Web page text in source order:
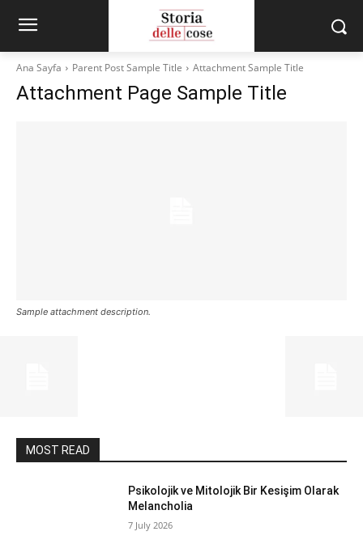
Ana Sayfa Parent Post Sample Title Attachment Sample Title
Attachment Page Sample Title
Sample attachment description.
MOST READ
Psikolojik ve Mitolojik Bir Kesişim Olarak
Melancholia
7 July 2026